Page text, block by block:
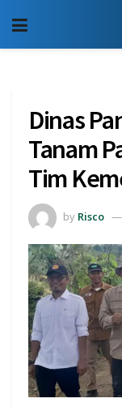
Dinas
Tanam
Tim
by Risco